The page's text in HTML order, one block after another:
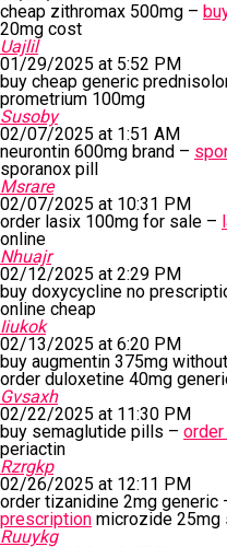
cheap zithromax 500mg –
20mg cost
Uajlil
01/29/2025 at 5:52 PM
buy cheap generic
prometrium 100mg
Susoby
02/07/2025 at 1:51 AM
neurontin 600mg brand –
sporanox pill
Msrare
02/07/2025 at 10:31 PM
order lasix 100mg for sale –
online
Nhuajr
02/12/2025 at 2:29 PM
buy doxycycline no
online cheap
Iiukok
02/13/2025 at 6:20 PM
buy augmentin 375mg
order duloxetine 40mg
Gvsaxh
02/22/2025 at 11:30 PM
buy semaglutide pills –
periactin
Rzrgkp
02/26/2025 at 12:11 PM
order tizanidine 2mg generic
prescription microzide 25mg
Ruuykg